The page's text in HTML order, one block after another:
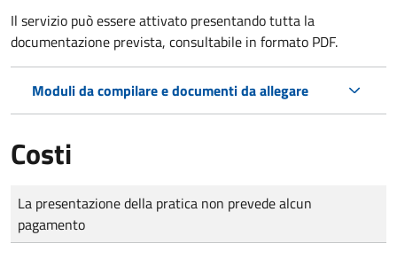
Il servizio può essere attivato presentando tutta la
documentazione prevista, consultabile in formato PDF.
Moduli da compilare e documenti da allegare
Costi
Tipo di pagamento
Importo
La presentazione della pratica non prevede alcun
pagamento